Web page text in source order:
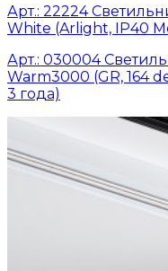
Арт.: 22224
White (Arlight, IP40
Арт.: 030004
Warm3000 (GR, 164
3 года)